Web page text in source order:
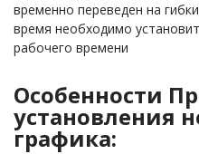
временно переведен на
время необходимо
рабочего времени
Особенности
установления
графика: